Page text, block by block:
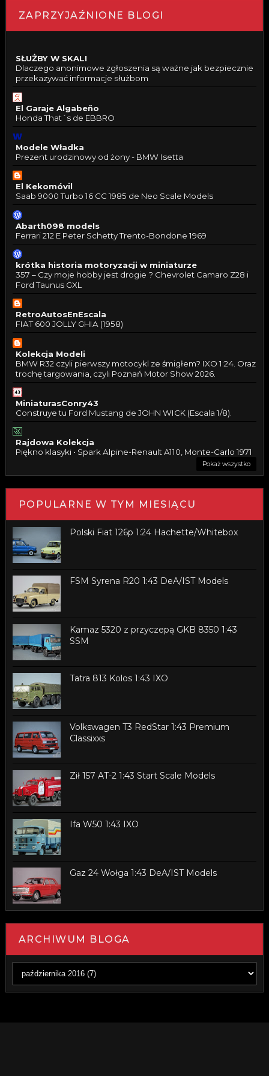
ZAPRZYJAŹNIONE BLOGI
SŁUŻBY W SKALI
Dlaczego anonimowe zgłoszenia są ważne jak bezpiecznie
przekazywać informacje służbom
El Garaje Algabeño
Honda That´s de EBBRO
Modele Władka
Prezent urodzinowy od żony - BMW Isetta
El Kekomóvil
Saab 9000 Turbo 16 CC 1985 de Neo Scale Models
Abarth098 models
Ferrari 212 E Peter Schetty Trento-Bondone 1969
krótka historia motoryzacji w miniaturze
357 – Czy moje hobby jest drogie ? Chevrolet Camaro Z28 i
Ford Taunus GXL
RetroAutosEnEscala
FIAT 600 JOLLY GHIA (1958)
Kolekcja Modeli
BMW R32 czyli pierwszy motocykl ze śmigłem? IXO 1:24. Oraz
trochę targowania, czyli Poznań Motor Show 2026.
MiniaturasConry43
Construye tu Ford Mustang de JOHN WICK (Escala 1/8).
Rajdowa Kolekcja
Piękno klasyki • Spark Alpine-Renault A110, Monte-Carlo 1971
Pokaż wszystko
POPULARNE W TYM MIESIĄCU
Polski Fiat 126p 1:24 Hachette/Whitebox
FSM Syrena R20 1:43 DeA/IST Models
Kamaz 5320 z przyczepą GKB 8350 1:43
SSM
Tatra 813 Kolos 1:43 IXO
Volkswagen T3 RedStar 1:43 Premium
Classixxs
Ził 157 AT-2 1:43 Start Scale Models
Ifa W50 1:43 IXO
Gaz 24 Wołga 1:43 DeA/IST Models
ARCHIWUM BLOGA